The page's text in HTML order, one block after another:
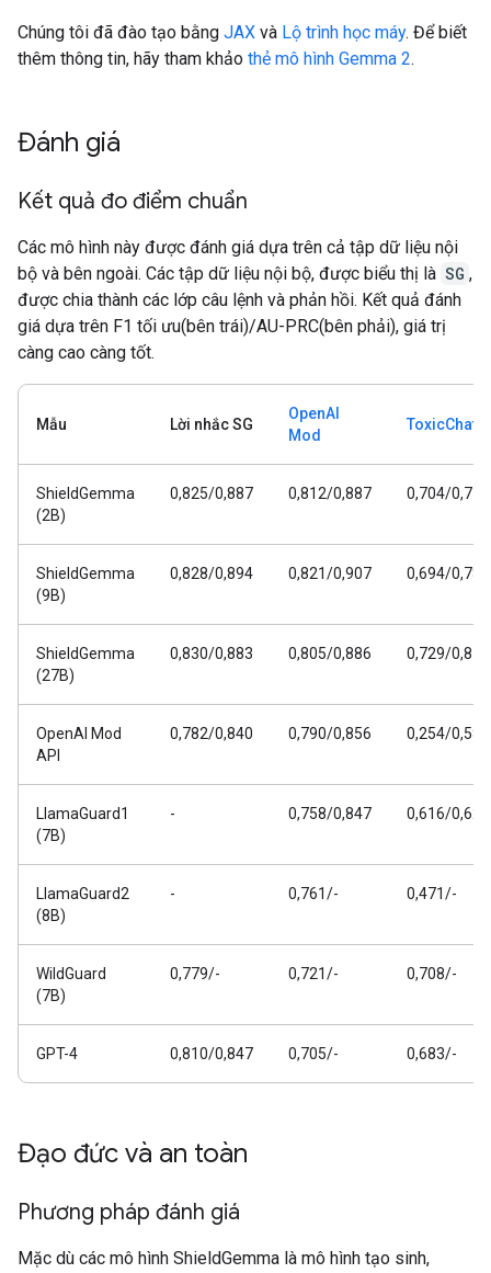
Chúng tôi đã đào tạo bằng JAX và Lộ trình học máy. Để biết
thêm thông tin, hãy tham khảo thẻ mô hình Gemma 2.
Đánh giá
Kết quả đo điểm chuẩn
Các mô hình này được đánh giá dựa trên cả tập dữ liệu nội
bộ và bên ngoài. Các tập dữ liệu nội bộ, được biểu thị là SG ,
được chia thành các lớp câu lệnh và phản hồi. Kết quả đánh
giá dựa trên F1 tối ưu(bên trái)/AU-PRC(bên phải), giá trị
càng cao càng tốt.
Mẫu Lời nhắc SG
OpenAI
Mod
ToxicChat
ShieldGemma
(2B)
0,825/0,887 0,812/0,887 0,704/0,778
ShieldGemma
(9B)
0,828/0,894 0,821/0,907 0,694/0,782
ShieldGemma
(27B)
0,830/0,883 0,805/0,886 0,729/0,811
OpenAI Mod
API
0,782/0,840 0,790/0,856 0,254/0,588
LlamaGuard1
(7B)
- 0,758/0,847 0,616/0,626
LlamaGuard2
(8B)
- 0,761/- 0,471/-
WildGuard
(7B)
0,779/- 0,721/- 0,708/-
GPT-4 0,810/0,847 0,705/- 0,683/-
Đạo đức và an toàn
Phương pháp đánh giá
Mặc dù các mô hình ShieldGemma là mô hình tạo sinh,